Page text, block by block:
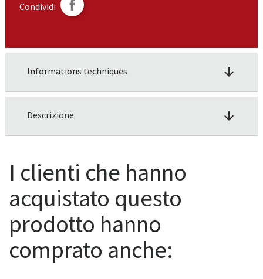
Condividi
Informations techniques arrow_downward
Descrizione arrow_downward
I clienti che hanno
acquistato questo
prodotto hanno
comprato anche: